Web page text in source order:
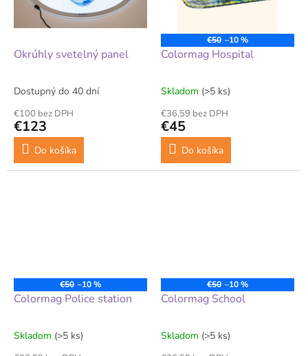
Okrúhly svetelný panel
Dostupný do 40 dní
€100 bez DPH
€123
Do košíka
€50 –10 %
Colormag Hospital
Skladom (>5 ks)
€36,59 bez DPH
€45
Do košíka
€50 –10 %
Colormag Police station
Skladom (>5 ks)
€50 –10 %
Colormag School
Skladom (>5 ks)